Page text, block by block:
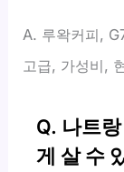
A. 루왁커피,
고급, 가성비,
Q. 나트
게 살 수